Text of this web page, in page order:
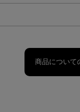
商品について